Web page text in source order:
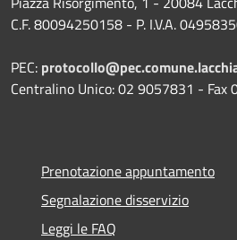
C.F. 80094250158 - P. I.V.A.
PEC:
Centralino Unico: 02 9057831 - Fax
Prenotazione appuntamento
Segnalazione disservizio
Leggi le FAQ